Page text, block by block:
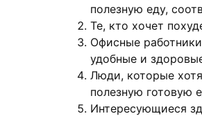
полезную еду,
Те, кто хочет
Офисные
удобные и
Люди, которые
полезную готовую
Интересующиеся